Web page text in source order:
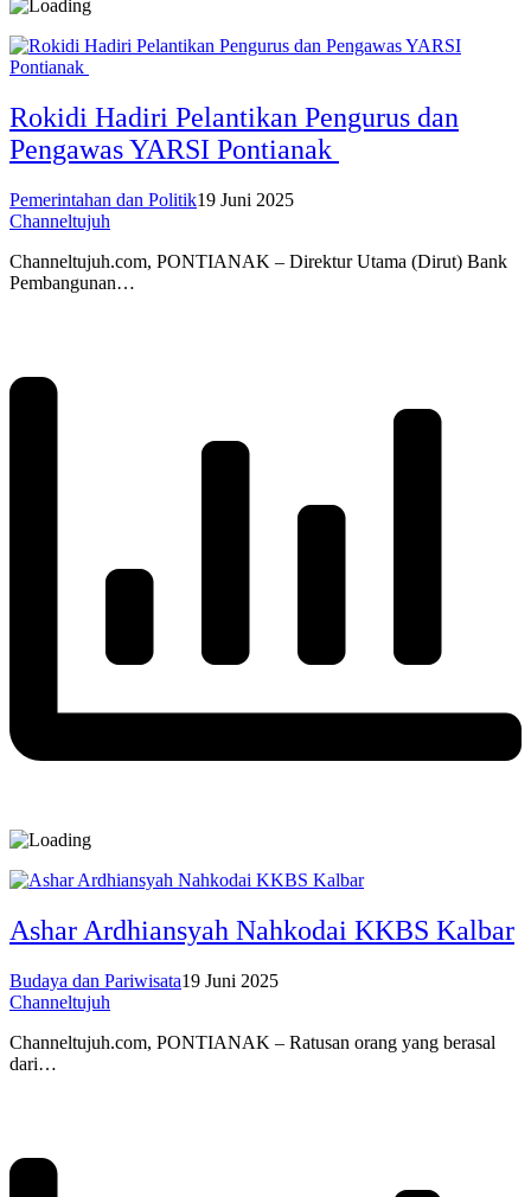
Rokidi Hadiri Pelantikan Pengurus dan
Pengawas YARSI Pontianak
Pemerintahan dan Politik19 Juni 2025
Channeltujuh
Channeltujuh.com, PONTIANAK – Direktur Utama (Dirut) Bank
Pembangunan…
Ashar Ardhiansyah Nahkodai KKBS Kalbar
Budaya dan Pariwisata19 Juni 2025
Channeltujuh
Channeltujuh.com, PONTIANAK – Ratusan orang yang berasal
dari…